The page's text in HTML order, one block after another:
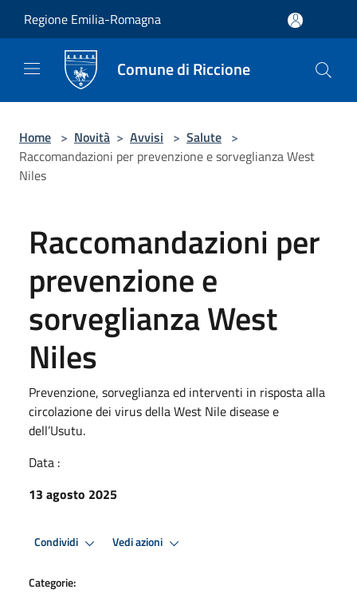
Regione Emilia-Romagna
Comune di Riccione
Home > Novità > Avvisi > Salute >
Raccomandazioni per prevenzione e sorveglianza West
Niles
Raccomandazioni per
prevenzione e
sorveglianza West
Niles
Prevenzione, sorveglianza ed interventi in risposta alla
circolazione dei virus della West Nile disease e
dell’Usutu.
Data :
13 agosto 2025
Condividi Vedi azioni
Categorie: